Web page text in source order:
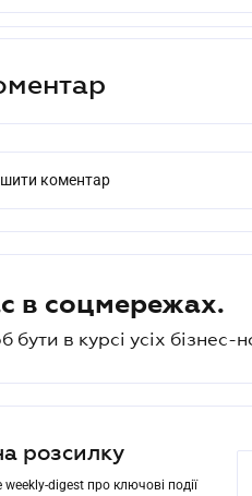
коментар
в соцмережах.
бути в курсі усіх бізнес-
розсилку
digest про ключові події